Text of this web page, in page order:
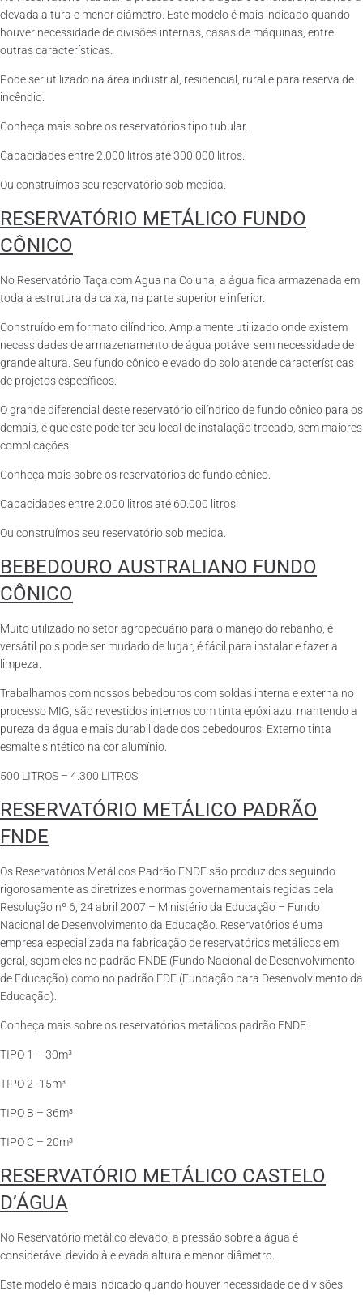
elevada altura e menor diâmetro. Este modelo é mais indicado quando
houver necessidade de divisões internas, casas de máquinas, entre
outras características.
Pode ser utilizado na área industrial, residencial, rural e para reserva de
incêndio.
Conheça mais sobre os reservatórios tipo tubular.
Capacidades entre 2.000 litros até 300.000 litros.
Ou construímos seu reservatório sob medida.
RESERVATÓRIO METÁLICO FUNDO
CÔNICO
No Reservatório Taça com Água na Coluna, a água fica armazenada em
toda a estrutura da caixa, na parte superior e inferior.
Construído em formato cilíndrico. Amplamente utilizado onde existem
necessidades de armazenamento de água potável sem necessidade de
grande altura. Seu fundo cônico elevado do solo atende características
de projetos específicos.
O grande diferencial deste reservatório cilíndrico de fundo cônico para os
demais, é que este pode ter seu local de instalação trocado, sem maiores
complicações.
Conheça mais sobre os reservatórios de fundo cônico.
Capacidades entre 2.000 litros até 60.000 litros.
Ou construímos seu reservatório sob medida.
BEBEDOURO AUSTRALIANO FUNDO
CÔNICO
Muito utilizado no setor agropecuário para o manejo do rebanho, é
versátil pois pode ser mudado de lugar, é fácil para instalar e fazer a
limpeza.
Trabalhamos com nossos bebedouros com soldas interna e externa no
processo MIG, são revestidos internos com tinta epóxi azul mantendo a
pureza da água e mais durabilidade dos bebedouros. Externo tinta
esmalte sintético na cor alumínio.
500 LITROS – 4.300 LITROS
RESERVATÓRIO METÁLICO PADRÃO
FNDE
Os Reservatórios Metálicos Padrão FNDE são produzidos seguindo
rigorosamente as diretrizes e normas governamentais regidas pela
Resolução nº 6, 24 abril 2007 – Ministério da Educação – Fundo
Nacional de Desenvolvimento da Educação. Reservatórios é uma
empresa especializada na fabricação de reservatórios metálicos em
geral, sejam eles no padrão FNDE (Fundo Nacional de Desenvolvimento
de Educação) como no padrão FDE (Fundação para Desenvolvimento da
Educação).
Conheça mais sobre os reservatórios metálicos padrão FNDE.
TIPO 1 – 30m³
TIPO 2- 15m³
TIPO B – 36m³
TIPO C – 20m³
RESERVATÓRIO METÁLICO CASTELO
D’ÁGUA
No Reservatório metálico elevado, a pressão sobre a água é
considerável devido à elevada altura e menor diâmetro.
Este modelo é mais indicado quando houver necessidade de divisões